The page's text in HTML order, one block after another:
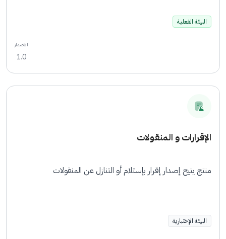
البيئة الفعلية
الاصدار
1.0
الإقرارات و المنقولات
منتج يتيح إصدار إقرار بإستلام أو التنازل عن المنقولات
البيئة الإختبارية